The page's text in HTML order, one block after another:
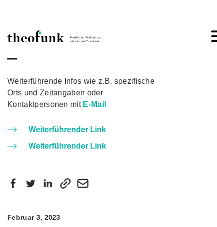
Weiterführende Infos wie z.B. spezifische
Orts und Zeitangaben oder
Kontaktpersonen mit E-Mail
Weiterführender Link
Weiterführender Link
Februar 3, 2023